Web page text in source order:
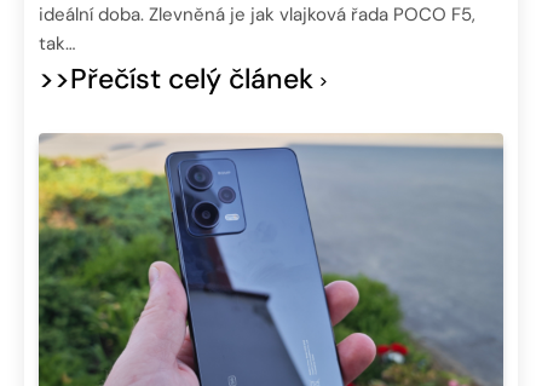
ideální doba. Zlevněná je jak vlajková řada POCO F5,
tak…
>>Přečíst celý článek